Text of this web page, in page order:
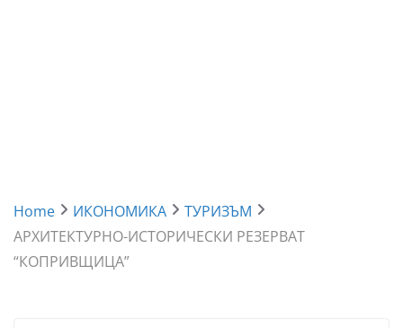
Home ИКОНОМИКА
ТУРИЗЪМ
АРХИТЕКТУРНО-ИСТОРИЧЕСКИ РЕЗЕРВАТ
“КОПРИВЩИЦА”